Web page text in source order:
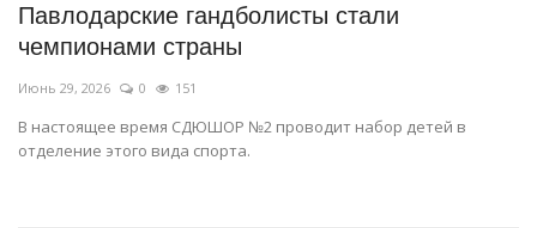
Павлодарские гандболисты стали
чемпионами страны
Июнь 29, 2026 0 151
В настоящее время СДЮШОР №2 проводит набор детей в
отделение этого вида спорта.